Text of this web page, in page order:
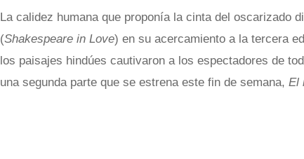
La calidez humana que proponía la cinta del oscarizado
(Shakespeare in Love) en su acercamiento a la tercera
los paisajes hindúes cautivaron a los espectadores de
una segunda parte que se estrena este fin de semana, El